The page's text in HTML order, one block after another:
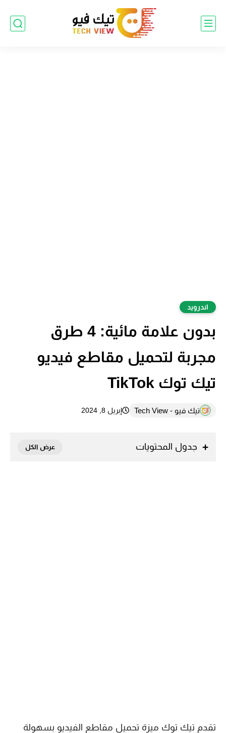
اندرويد
بدون علامة مائية: 4 طرق
مجربة لتحميل مقاطع فيديو
تيك توك TikTok
تيك فيو - Tech View إبريل 8, 2024
جدول المحتويات
تقدم تيك توك ميزة تحميل مقاطع الفيديو بسهولة